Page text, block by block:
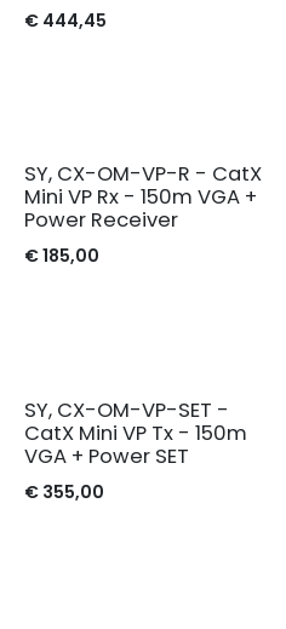
€ 444,45
SY, CX-OM-VP-R - CatX
Mini VP Rx - 150m VGA +
Power Receiver
€185,00
SY, CX-OM-VP-SET -
CatX Mini VP Tx - 150m
VGA + Power SET
€ 355,00